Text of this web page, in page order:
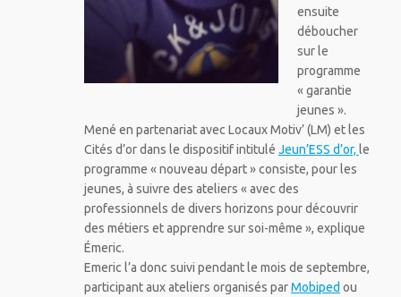
ensuite
déboucher
sur le
programme
« garantie
jeunes ».
Mené en partenariat avec Locaux Motiv’ (LM) et les
Cités d’or dans le dispositif intitulé Jeun’ESS d’or, le
programme « nouveau départ » consiste, pour les
jeunes, à suivre des ateliers « avec des
professionnels de divers horizons pour découvrir
des métiers et apprendre sur soi-même », explique
Émeric.
Emeric l’a donc suivi pendant le mois de septembre,
participant aux ateliers organisés parMobiped ou